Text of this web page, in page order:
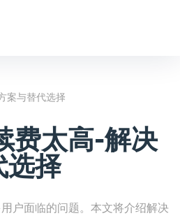
案与替代选择
费太高-解决
选择
户面临的问题。本文将介绍解决